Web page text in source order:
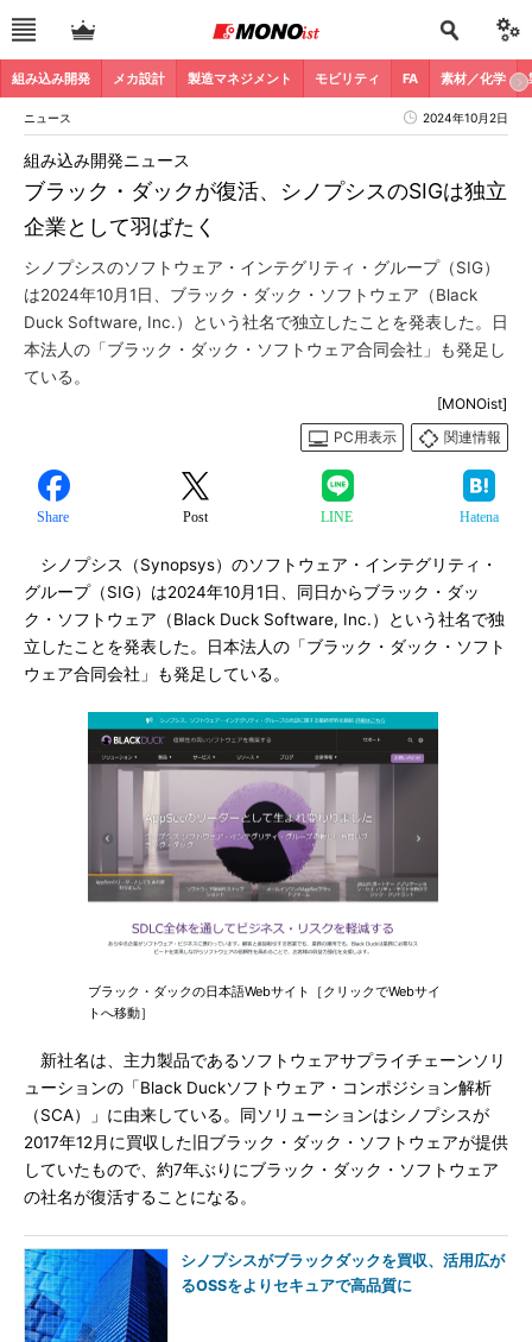
組み込み開発 メカ設計 製造マネジメント モビリティ FA 素材／化学
ニュース 2024年10月2日
ブラック・ダックが復活、シノプシスのSIGは独立
企業として羽ばたく
組み込み開発ニュース
シノプシスのソフトウェア・インテグリティ・グループ（SIG）
は2024年10月1日、ブラック・ダック・ソフトウェア（Black
Duck Software, Inc.）という社名で独立したことを発表した。日
本法人の「ブラック・ダック・ソフトウェア合同会社」も発足し
ている。
[MONOist]
PC用表示
関連情報
Share Post LINE Hatena
シノプシス（Synopsys）のソフトウェア・インテグリティ・
グループ（SIG）は2024年10月1日、同日からブラック・ダッ
ク・ソフトウェア（Black Duck Software, Inc.）という社名で独
立したことを発表した。日本法人の「ブラック・ダック・ソフト
ウェア合同会社」も発足している。
ブラック・ダックの日本語Webサイト［クリックでWebサイ
トへ移動］
新社名は、主力製品であるソフトウェアサプライチェーンソリ
ューションの「Black Duckソフトウェア・コンポジション解析
（SCA）」に由来している。同ソリューションはシノプシスが
2017年12月に買収した旧ブラック・ダック・ソフトウェアが提供
していたもので、約7年ぶりにブラック・ダック・ソフトウェア
の社名が復活することになる。
シノプシスがブラックダックを買収、活用広が
るOSSをよりセキュアで高品質に